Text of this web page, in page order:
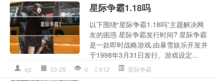
星际争霸1.18吗
以下围绕“星际争霸1.18吗”主题解决网
友的困惑 星际争霸发行时间? 星际争霸
是一款即时战略游戏,由暴雪娱乐开发并
于1998年3月31日发行。游戏设定...
xjz 03-28 0 612 星际争霸